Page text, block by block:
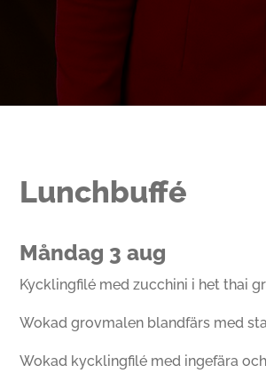
Lunchbuffé
Måndag 3 aug
Kycklingfilé med zucchini i het thai
Wokad grovmalen blandfärs med
Wokad kycklingfilé med ingefära